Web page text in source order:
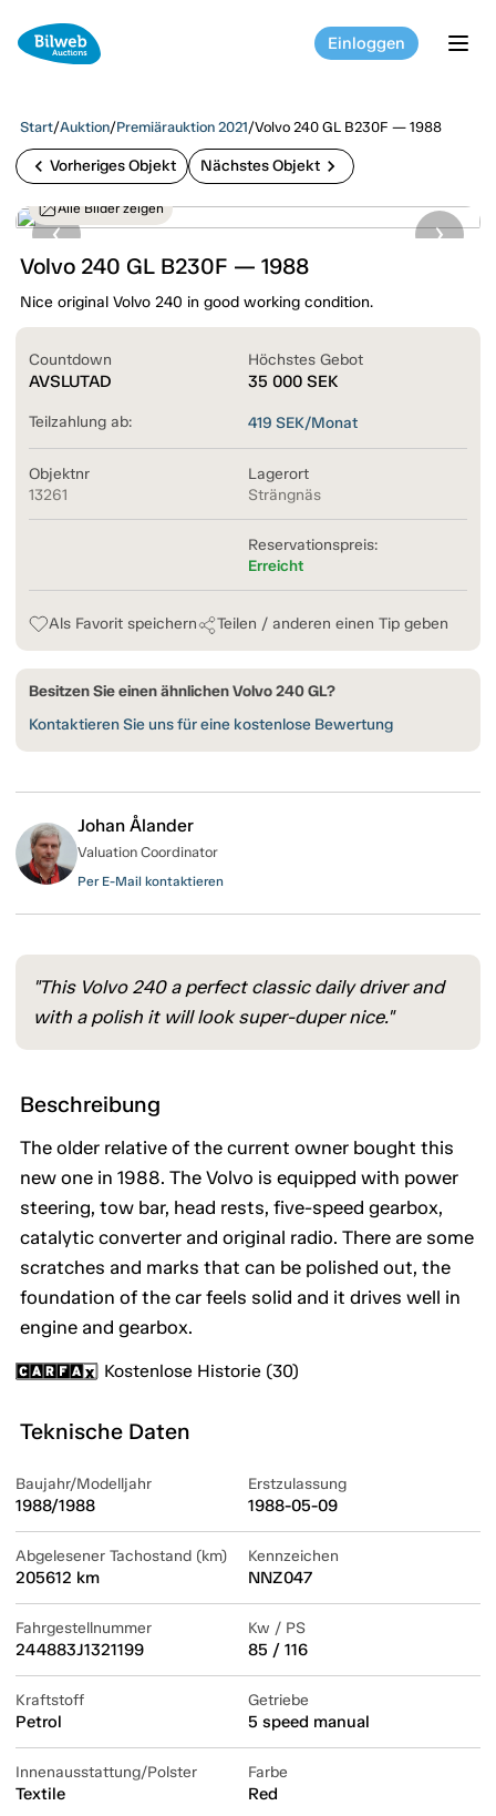
Einloggen
Start/Auktion/Premiärauktion 2021/Volvo 240 GL B230F — 1988
chevron_left Vorheriges Objekt Nächstes Objekt chevron_right
Alle Bilder zeigen
Volvo 240 GL B230F — 1988
Nice original Volvo 240 in good working condition.
Countdown
AVSLUTAD
Höchstes Gebot
35 000 SEK
Teilzahlung ab: 419 SEK/Monat
Objektnr
13261
Lagerort
Strängnäs
Reservationspreis:
Erreicht
Als Favorit speichern Teilen / anderen einen Tip geben
Besitzen Sie einen ähnlichen Volvo 240 GL?
Kontaktieren Sie uns für eine kostenlose Bewertung
Johan Ålander
Valuation Coordinator
Per E-Mail kontaktieren
"This Volvo 240 a perfect classic daily driver and
with a polish it will look super-duper nice."
Beschreibung
The older relative of the current owner bought this
new one in 1988. The Volvo is equipped with power
steering, tow bar, head rests, five-speed gearbox,
catalytic converter and original radio. There are some
scratches and marks that can be polished out, the
foundation of the car feels solid and it drives well in
engine and gearbox.
Kostenlose Historie (30)
Teknische Daten
Baujahr/Modelljahr
1988/1988
Erstzulassung
1988-05-09
Abgelesener Tachostand (km)
205612 km
Kennzeichen
NNZ047
Fahrgestellnummer
244883J1321199
Kw / PS
85 / 116
Kraftstoff
Petrol
Getriebe
5 speed manual
Innenausstattung/Polster
Textile
Farbe
Red